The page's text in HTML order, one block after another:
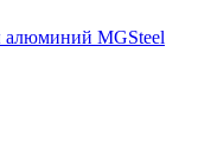
алюминий MGSteel